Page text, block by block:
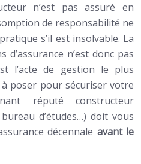
n’est pas assuré en
de responsabilité ne
s’il est insolvable. La
n’est donc pas
l’acte de gestion le plus
poser pour sécuriser votre
réputé constructeur
d’études…) doit vous
décennale avant le